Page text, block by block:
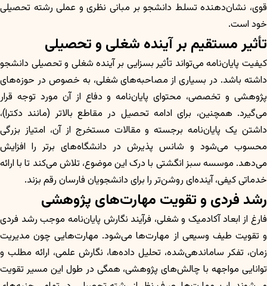
قوی، نشان‌دهنده تسلط دانشجو بر مبانی نظری و عملی رشته تحصیلی
خود است.
تأثیر مستقیم بر آینده شغلی و تحصیلی
کیفیت پایان‌نامه می‌تواند تأثیر بسزایی بر آینده شغلی و تحصیلی دانشجو
داشته باشد. در بسیاری از مصاحبه‌های شغلی، به خصوص در حوزه‌های
پژوهشی و تخصصی، محتوای پایان‌نامه و دفاع از آن مورد توجه قرار
می‌گیرد. همچنین، برای ادامه تحصیل در مقاطع بالاتر (مانند دکترا)،
داشتن یک پایان‌نامه برجسته و مقالات مستخرج از آن، امتیاز بزرگی
محسوب می‌شود و شانس پذیرش در دانشگاه‌های برتر را افزایش
می‌دهد. موسسه سبز انگشتی با درک این موضوع، تلاش می‌کند تا با ارائه
خدماتی کیفی، آینده‌ای روشن‌تر را برای دانشجویان فارسان رقم بزند.
رشد فردی و تقویت مهارت‌های پژوهشی
فارغ از ابعاد آکادمیک و شغلی، فرآیند نگارش پایان‌نامه موجب رشد فردی
و تقویت طیف وسیعی از مهارت‌ها می‌شود. مهارت‌هایی چون مدیریت
زمان، تفکر ساماندهی‌شده، تحلیل داده‌ها، نگارش علمی، ارائه مطلب و
توانایی مواجهه با چالش‌های پژوهشی، همگی در طول این مسیر تقویت